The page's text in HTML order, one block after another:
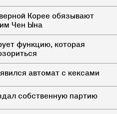
Корее обязывают
Чен Ына
функцию, которая
автомат с кексами
собственную партию